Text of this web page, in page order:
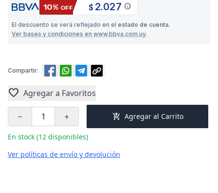
10% OFF $ 2.027 info
El descuento se verá reflejado en el estado de cuenta.
Ver bases y condiciones en www.bbva.com.uy.
Compartir:
favorite Agregar a Favoritos
remove add add_shopping_cart Agregar al Carrito
En stock (12 disponibles)
Ver políticas de envío y devolución